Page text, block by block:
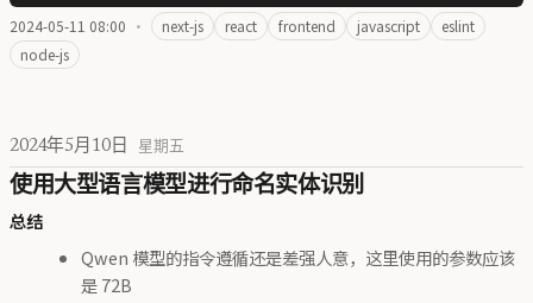
2024-05-11 08:00 · next-js react frontend javascript
eslint
node-js
2024年5月10日 星期五
使用大型语言模型进行命名实体识别
总结
Qwen 模型的指令遵循还是差强人意，这里使用的参数应该
是 72B